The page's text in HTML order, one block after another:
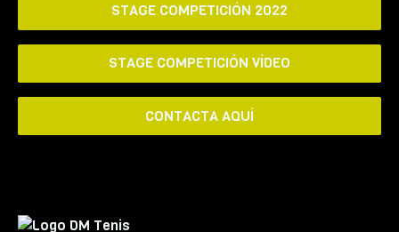
STAGE COMPETICIÓN 2022
STAGE COMPETICIÓN VÍDEO
CONTACTA AQUÍ